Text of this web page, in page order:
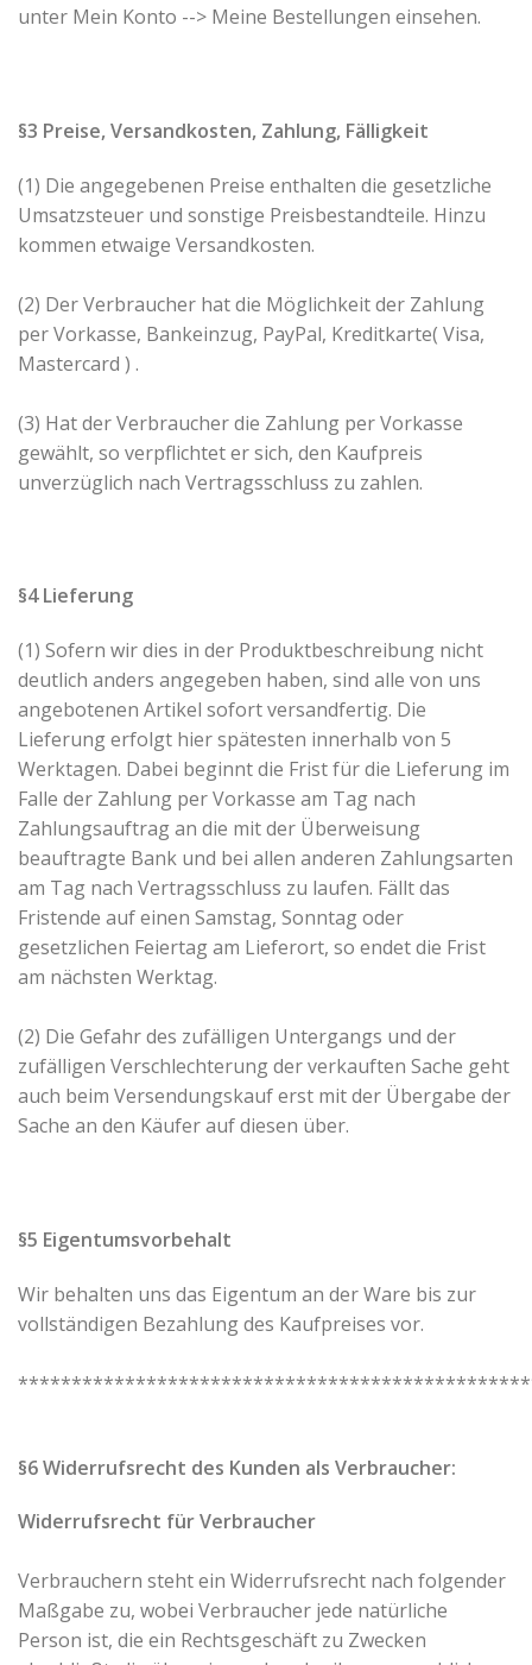
unter Mein Konto --> Meine Bestellungen einsehen.
§3 Preise, Versandkosten, Zahlung, Fälligkeit
(1) Die angegebenen Preise enthalten die gesetzliche
Umsatzsteuer und sonstige Preisbestandteile. Hinzu
kommen etwaige Versandkosten.
(2) Der Verbraucher hat die Möglichkeit der Zahlung
per Vorkasse, Bankeinzug, PayPal, Kreditkarte( Visa,
Mastercard ) .
(3) Hat der Verbraucher die Zahlung per Vorkasse
gewählt, so verpflichtet er sich, den Kaufpreis
unverzüglich nach Vertragsschluss zu zahlen.
§4 Lieferung
(1) Sofern wir dies in der Produktbeschreibung nicht
deutlich anders angegeben haben, sind alle von uns
angebotenen Artikel sofort versandfertig. Die
Lieferung erfolgt hier spätesten innerhalb von 5
Werktagen. Dabei beginnt die Frist für die Lieferung im
Falle der Zahlung per Vorkasse am Tag nach
Zahlungsauftrag an die mit der Überweisung
beauftragte Bank und bei allen anderen Zahlungsarten
am Tag nach Vertragsschluss zu laufen. Fällt das
Fristende auf einen Samstag, Sonntag oder
gesetzlichen Feiertag am Lieferort, so endet die Frist
am nächsten Werktag.
(2) Die Gefahr des zufälligen Untergangs und der
zufälligen Verschlechterung der verkauften Sache geht
auch beim Versendungskauf erst mit der Übergabe der
Sache an den Käufer auf diesen über.
§5 Eigentumsvorbehalt
Wir behalten uns das Eigentum an der Ware bis zur
vollständigen Bezahlung des Kaufpreises vor.
§6 Widerrufsrecht des Kunden als Verbraucher:
Widerrufsrecht für Verbraucher
Verbrauchern steht ein Widerrufsrecht nach folgender
Maßgabe zu, wobei Verbraucher jede natürliche
Person ist, die ein Rechtsgeschäft zu Zwecken